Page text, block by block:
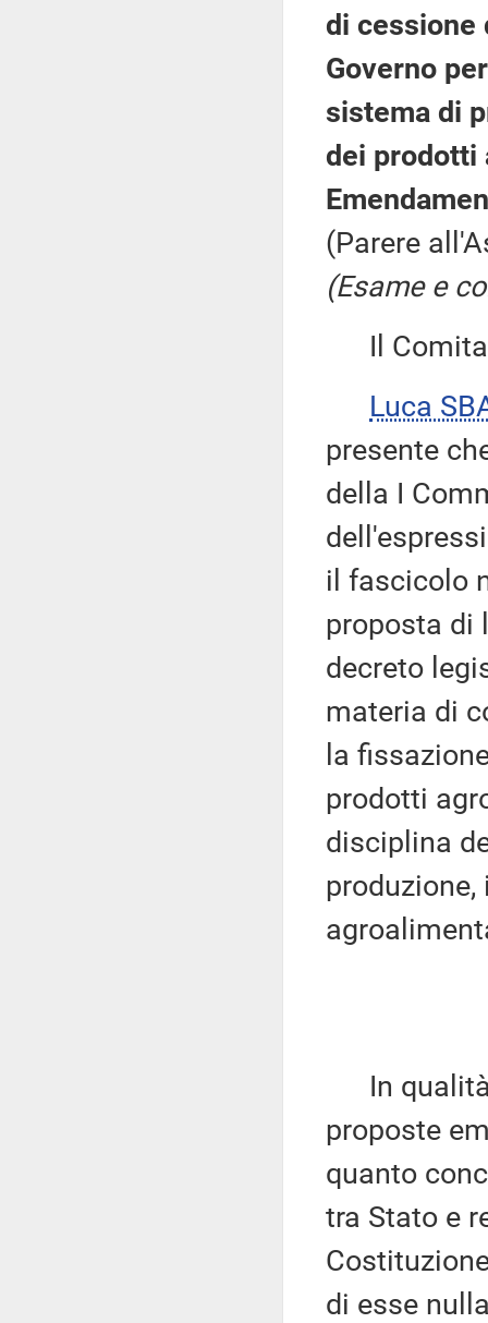
di cessione
Governo
sistema di
dei prodotti
(Parere
(Esame e
Il
Luca
presente
della I
il fascicolo
proposta di
decreto
materia di
la
prodotti
disciplina
In qualità
proposte
quanto
tra Stato e
di esse